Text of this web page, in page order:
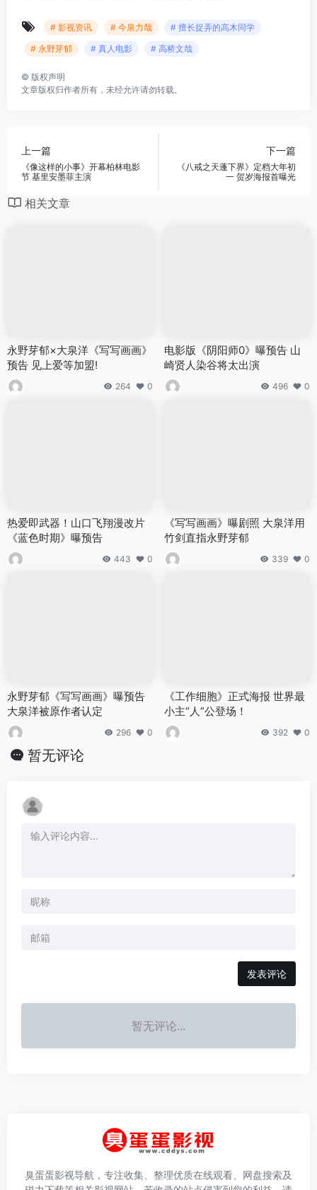
# 影视资讯 # 今泉力哉
# 擅长捉弄的高木同学
# 永野芽郁
# 真人电影 # 高桥文哉
© 版权声明
文章版权归作者所有，未经允许请勿转载。
上一篇
《像这样的小事》开幕柏林电影
节 基里安墨菲主演
下一篇
《八戒之天蓬下界》定档大年初
一 贺岁海报首曝光
相关文章
永野芽郁×大泉洋《写写画画》
预告 见上爱等加盟!
264 0
电影版《阴阳师0》曝预告 山
崎贤人染谷将太出演
496 0
热爱即武器！山口飞翔漫改片
《蓝色时期》曝预告
443 0
《写写画画》曝剧照 大泉洋用
竹剑直指永野芽郁
339 0
永野芽郁《写写画画》曝预告
大泉洋被原作者认定
296 0
《工作细胞》正式海报 世界最
小主“人”公登场！
392 0
暂无评论
发表评论
暂无评论...
臭蛋蛋影视导航，专注收集、整理优质在线观看、网盘搜索及